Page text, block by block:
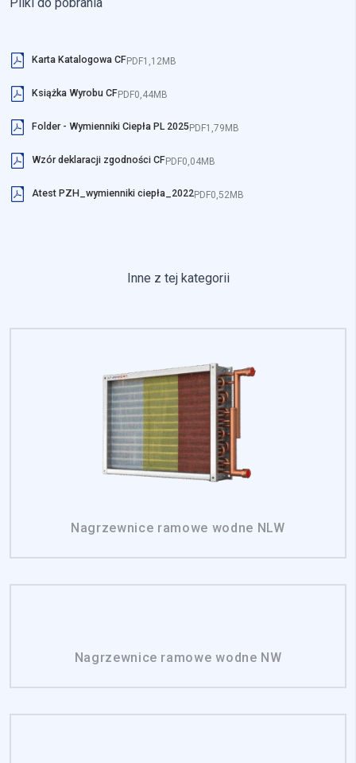
Karta Katalogowa CFPDF1,12MB
Książka Wyrobu CFPDF0,44MB
Folder - Wymienniki Ciepła PL 2025PDF1,79MB
Wzór deklaracji zgodności CFPDF0,04MB
Atest PZH_wymienniki ciepła_2022PDF0,52MB
Inne z tej kategorii
Nagrzewnice ramowe wodne NLW
Nagrzewnice ramowe wodne NW